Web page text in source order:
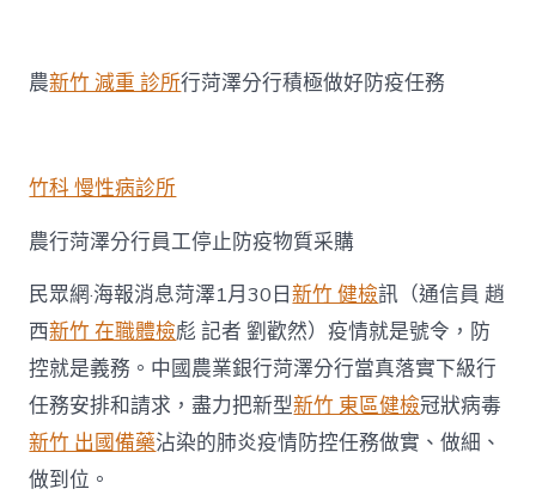
農
行
森
和
診
所
減
重
好
疫
農新竹 減重 診所行菏澤分行積極做好防疫任務
竹科 慢性病診所
農行菏澤分行員工停止防疫物質采購
民眾網·海報消息菏澤1月30日新竹 健檢訊（通信員 趙
西新竹 在職體檢彪 記者 劉歡然）疫情就是號令，防
控就是義務。中國農業銀行菏澤分行當真落實下級行
任務安排和請求，盡力把新型新竹 東區健檢冠狀病毒
新竹 出國備藥沾染的肺炎疫情防控任務做實、做細、
做到位。